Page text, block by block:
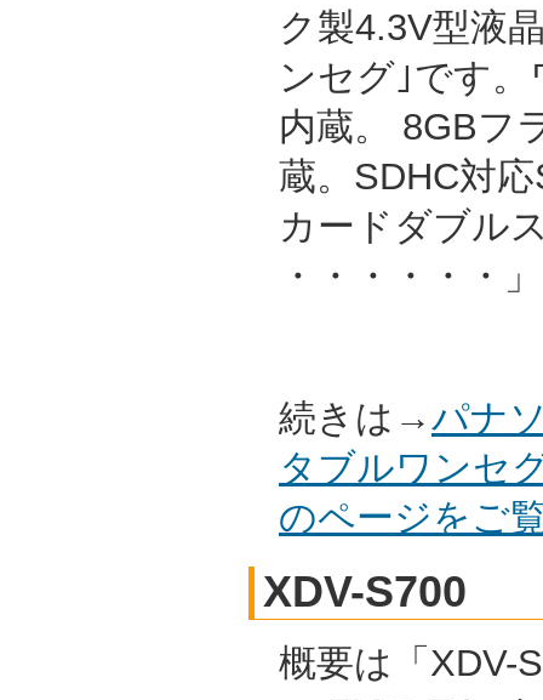
ク製4.3V型液
ンセグ｣です
内蔵。 8GBフ
蔵。SDHC対
カードダブル
・・・・・・」
続きは→パナ
タブルワンセ
のページをご
XDV-S700
概要は「XDV-